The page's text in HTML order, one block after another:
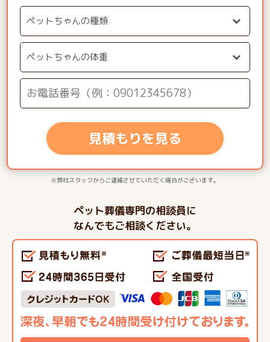
見積もりを見る
※弊社スタッフからご連絡させていただく場合がございます。
ペット葬儀専門の相談員に
なんでもご相談ください。